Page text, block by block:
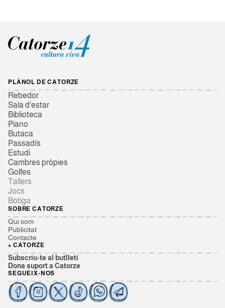
PLÀNOL DE CATORZE
Rebedor
Sala d'estar
Biblioteca
Piano
Butaca
Passadís
Estudi
Cambres pròpies
Golfes
Tallers
Jocs
Botiga
SOBRE CATORZE
Qui som
Publicitat
Contacte
+ CATORZE
Subscriu-te al butlletí
Dona suport a Catorze
SEGUEIX-NOS